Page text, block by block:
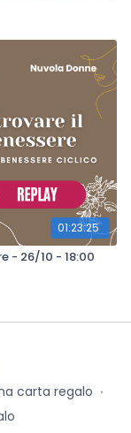
01:23:25
- 26/10 - 18:00
carta regalo ∙